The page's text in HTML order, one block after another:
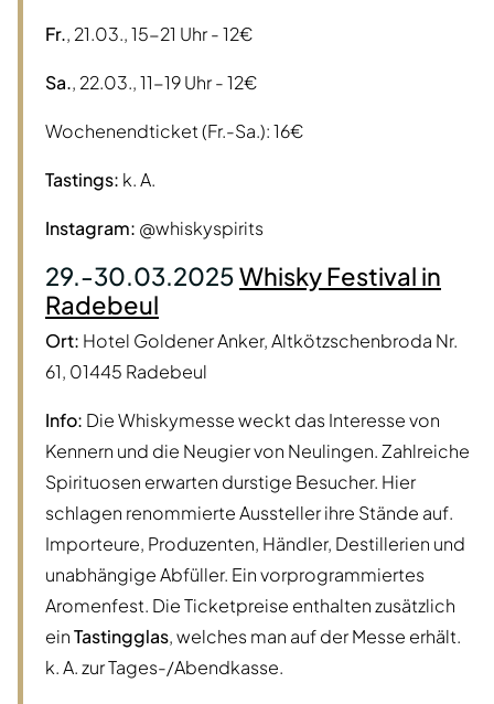
Fr., 21.03., 15-21 Uhr - 12€
Sa., 22.03., 11-19 Uhr - 12€
Wochenendticket (Fr.-Sa.): 16€
Tastings: k. A.
Instagram: @whiskyspirits
29.-30.03.2025Whisky Festival in
Radebeul
Ort: Hotel Goldener Anker, Altkötzschenbroda Nr.
61, 01445 Radebeul
Info: Die Whiskymesse weckt das Interesse von
Kennern und die Neugier von Neulingen. Zahlreiche
Spirituosen erwarten durstige Besucher. Hier
schlagen renommierte Aussteller ihre Stände auf.
Importeure, Produzenten, Händler, Destillerien und
unabhängige Abfüller. Ein vorprogrammiertes
Aromenfest. Die Ticketpreise enthalten zusätzlich
einTastingglas, welches man auf der Messe erhält.
k. A. zur Tages-/Abendkasse.